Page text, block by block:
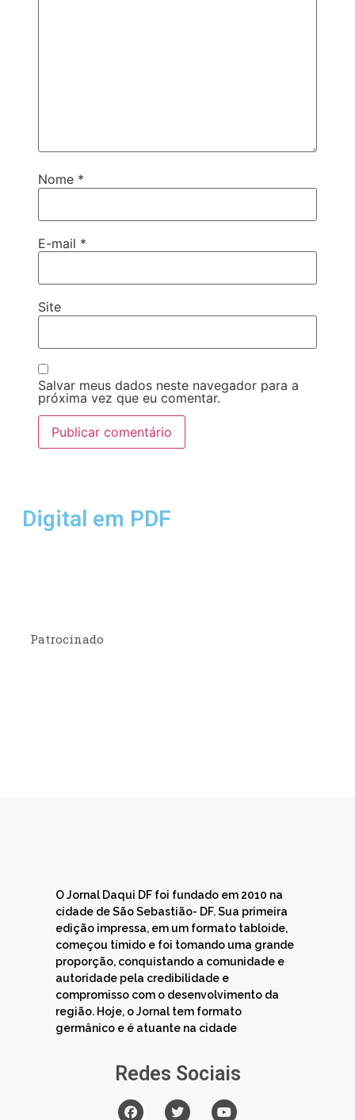
Nome *
E-mail *
Site
Salvar meus dados neste navegador para a
próxima vez que eu comentar.
Digital em PDF
Patrocinado
O Jornal Daqui DF foi fundado em 2010 na
cidade de São Sebastião- DF. Sua primeira
edição impressa, em um formato tabloide,
começou tímido e foi tomando uma grande
proporção, conquistando a comunidade e
autoridade pela credibilidade e
compromisso com o desenvolvimento da
região. Hoje, o Jornal tem formato
germânico e é atuante na cidade
Redes Sociais